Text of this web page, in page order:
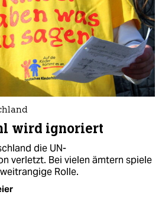
wird ignoriert
die UN-
verletzt. Bei vielen ämtern spiele
Rolle.